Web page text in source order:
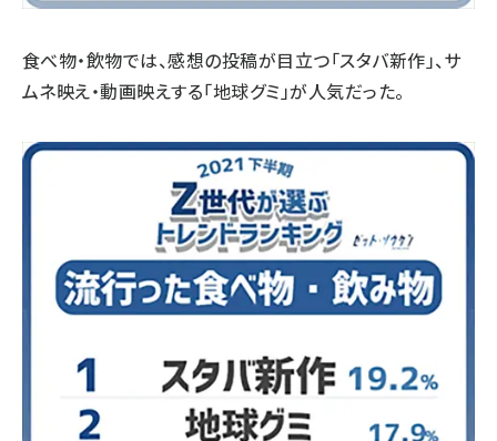
食べ物・飲物では、感想の投稿が目立つ「スタバ新作」、サ
ムネ映え・動画映えする「地球グミ」が人気だった。